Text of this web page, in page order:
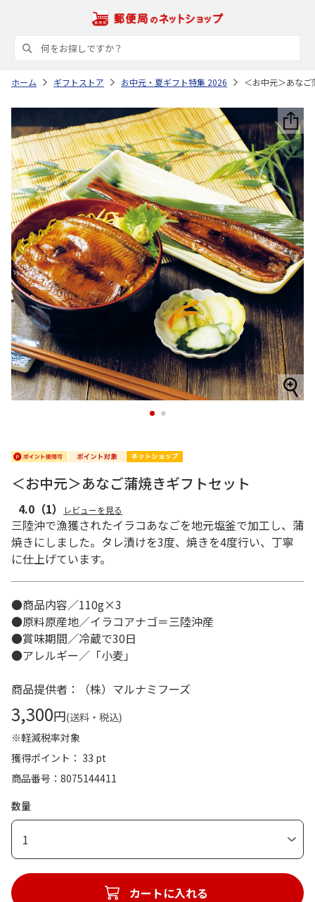
ホーム ギフトストア お中元・夏ギフト特集 2026 ＜お中元＞あな
1 2
＜お中元＞あなご蒲焼きギフトセット
4.0 （1） レビューを見る
三陸沖で漁獲されたイラコあなごを地元塩釜で加工し、蒲
焼きにしました。タレ漬けを3度、焼きを4度行い、丁寧
に仕上げています。
●商品内容／110g×3
●原料原産地／イラコアナゴ＝三陸沖産
●賞味期間／冷蔵で30日
●アレルギー／「小麦」
商品提供者：（株）マルナミフーズ
3,300円(送料・税込)
※軽減税率対象
獲得ポイント： 33 pt
商品番号
8075144411
数量
1
カートに入れる